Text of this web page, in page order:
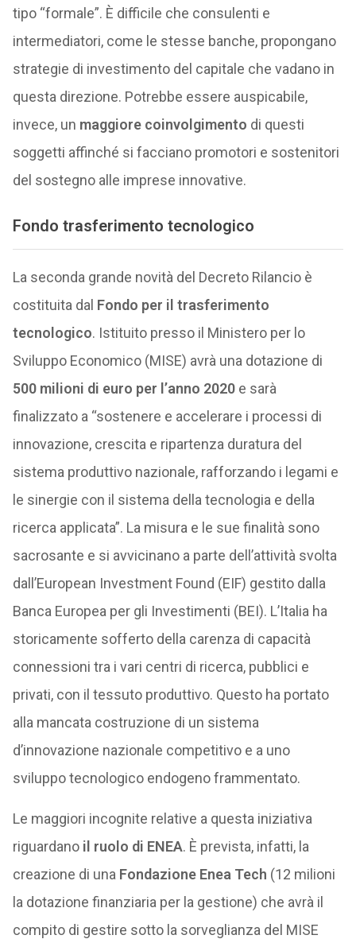
tipo “formale”. È difficile che consulenti e
intermediatori, come le stesse banche, propongano
strategie di investimento del capitale che vadano in
questa direzione. Potrebbe essere auspicabile,
invece, un maggiore coinvolgimento di questi
soggetti affinché si facciano promotori e sostenitori
del sostegno alle imprese innovative.
Fondo trasferimento tecnologico
La seconda grande novità del Decreto Rilancio è
costituita dal Fondo per il trasferimento
tecnologico. Istituito presso il Ministero per lo
Sviluppo Economico (MISE) avrà una dotazione di
500 milioni di euro per l’anno 2020e sarà
finalizzato a “sostenere e accelerare i processi di
innovazione, crescita e ripartenza duratura del
sistema produttivo nazionale, rafforzando i legami e
le sinergie con il sistema della tecnologia e della
ricerca applicata”. La misura e le sue finalità sono
sacrosante e si avvicinano a parte dell’attività svolta
dall’European Investment Found (EIF) gestito dalla
Banca Europea per gli Investimenti (BEI). L’Italia ha
storicamente sofferto della carenza di capacità
connessioni tra i vari centri di ricerca, pubblici e
privati, con il tessuto produttivo. Questo ha portato
alla mancata costruzione di un sistema
d’innovazione nazionale competitivo e a uno
sviluppo tecnologico endogeno frammentato.
Le maggiori incognite relative a questa iniziativa
riguardano il ruolo di ENEA. È prevista, infatti, la
creazione di una Fondazione Enea Tech (12 milioni
la dotazione finanziaria per la gestione) che avrà il
compito di gestire sotto la sorveglianza del MISE